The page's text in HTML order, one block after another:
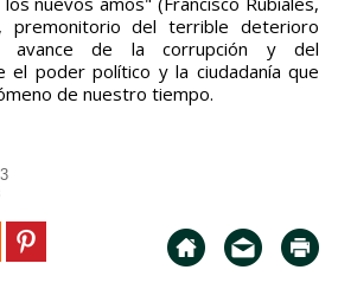
premonitorio del terrible deterioro
avance de la corrupción y del
el poder político y la ciudadanía que
de nuestro tiempo.